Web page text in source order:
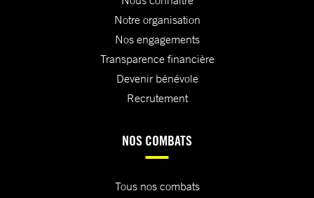
Notre organisation
Nos engagements
Transparence financière
Devenir bénévole
Recrutement
NOS COMBATS
Tous nos combats